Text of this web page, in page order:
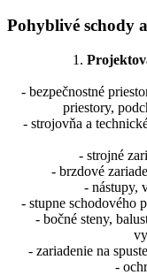
Pohyblivé schody
1.
- bezpečnostné
priestory,
- strojovňa a
- strojné
- brzdové
- nástupy,
- stupne schodového
- bočné steny,
- zariadenie na
-